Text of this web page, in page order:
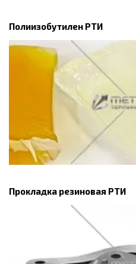
Полиизобутилен РТИ
Прокладка резиновая РТИ